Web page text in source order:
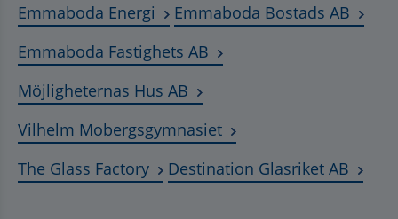
Emmaboda Energi Länk till annan webbplats,
Emmaboda Bostads AB
Emmaboda Fastighets AB Länk till annan
Möjligheternas Hus AB Länk till annan webbplats,
Vilhelm MobergsgymnasietLänk till annan
The Glass FactoryLänk till annan webbplats,
Destination Glasriket AB